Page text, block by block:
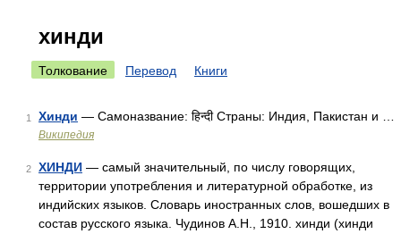
хинди
Толкование Перевод Книги
1 Хинди — Самоназвание: हिन्दी Страны: Индия, Пакистан и …
Википедия
2 ХИНДИ — самый значительный, по числу говорящих,
территории употребления и литературной обработке, из
индийских языков. Словарь иностранных слов, вошедших в
состав русского языка. Чудинов А.Н., 1910. хинди (хинди